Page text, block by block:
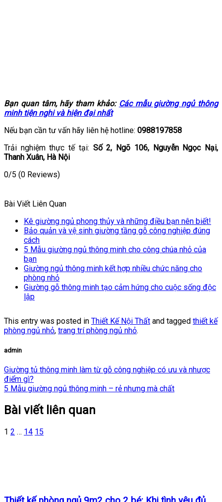
Bạn quan tâm, hãy tham khảo: Các mẫu giường ngủ thông
minh tiện nghi và hiện đại nhất
Nếu bạn cần tư vấn hãy liên hệ hotline: 0988197858
Trải nghiệm thực tế tại: Số 2, Ngõ 106, Nguyễn Ngọc Nại,
Thanh Xuân, Hà Nội
0/5 (0 Reviews)
Bài Viết Liên Quan
Kê giường ngủ phong thủy và những điều bạn nên biết!
Bảo quản và vệ sinh giường tầng gỗ công nghiệp đúng
cách
5 Mẫu giường ngủ thông minh cho công chúa nhỏ của
bạn
Giường ngủ thông minh kết hợp nhiều chức năng cho
phòng nhỏ
Giường gỗ thông minh tạo cảm hứng cho cuộc sống độc
lập
This entry was posted in Thiết Kế Nội Thất and tagged thiết kế
phòng ngủ nhỏ, trang trí phòng ngủ nhỏ.
admin
Giường tủ thông minh làm từ gỗ công nghiệp có ưu và nhược
điểm gì?
5 Mẫu giường ngủ thông minh – rẻ nhưng mà chất
Bài viết liên quan
1 2 … 14 15